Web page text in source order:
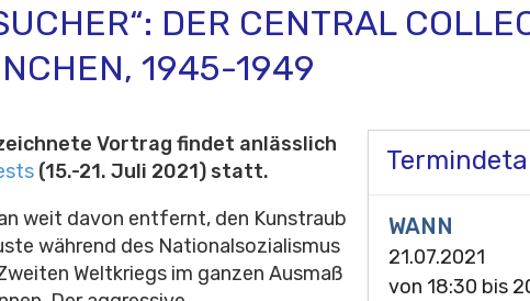
DER CENTRAL
1945-1949
WANN
21.07.2021
von 18:30 bis
Vortrag findet anlässlich
(15.-21. Juli 2021) statt.
weit davon entfernt, den Kunstraub
während des Nationalsozialismus
Weltkriegs im ganzen Ausmaß